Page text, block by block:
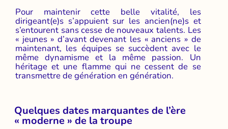
Pour maintenir cette belle vitalité, les
dirigeant(e)s s’appuient sur les ancien(ne)s et
s’entourent sans cesse de nouveaux talents. Les
« jeunes » d’avant devenant les « anciens » de
maintenant, les équipes se succèdent avec le
même dynamisme et la même passion. Un
héritage et une flamme qui ne cessent de se
transmettre de génération en génération.
Quelques dates marquantes de l’ère
« moderne » de la troupe